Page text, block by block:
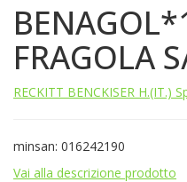
FRAGOLA
RECKITT BENCKISER H.(IT.)
minsan: 016242190
Vai alla descrizione prodotto